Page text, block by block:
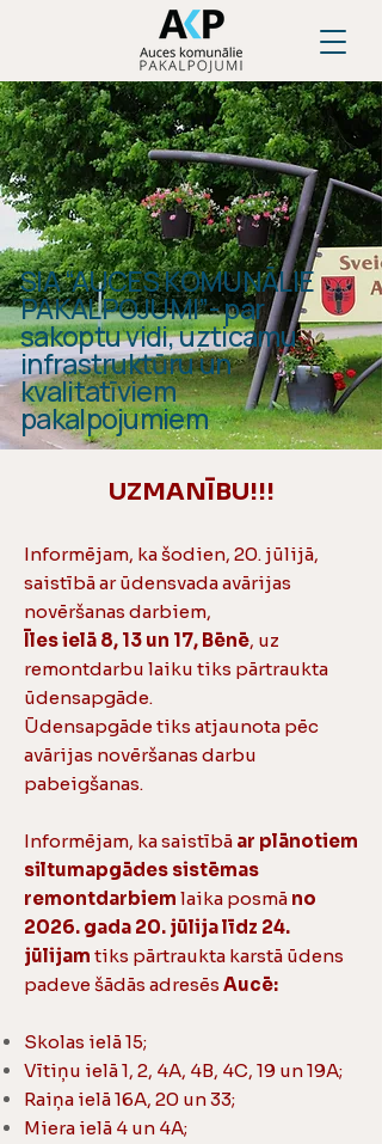
SIA “AUCES KOMUNĀLIE
PAKALPOJUMI”- par
sakoptu vidi, uzticamu
infrastruktūru un
kvalitatīviem
pakalpojumiem
UZMANĪBU!!!
Informējam, ka šodien, 20. jūlijā,
saistībā ar ūdensvada avārijas
novēršanas darbiem,
Īles ielā 8, 13 un 17, Bēnē, uz
remontdarbu laiku tiks pārtraukta
ūdensapgāde.
Ūdensapgāde tiks atjaunota pēc
avārijas novēršanas darbu
pabeigšanas.
Informējam, ka saistībā ar plānotiem
siltumapgādes sistēmas
remontdarbiem laika posmā no
2026. gada 20. jūlija līdz 24.
jūlijam tiks pārtraukta karstā ūdens
padeve šādās adresēs Aucē:
Skolas ielā 15;
Vītiņu ielā 1, 2, 4A, 4B, 4C, 19 un 19A;
Raiņa ielā 16A, 20 un 33;
Miera ielā 4 un 4A;